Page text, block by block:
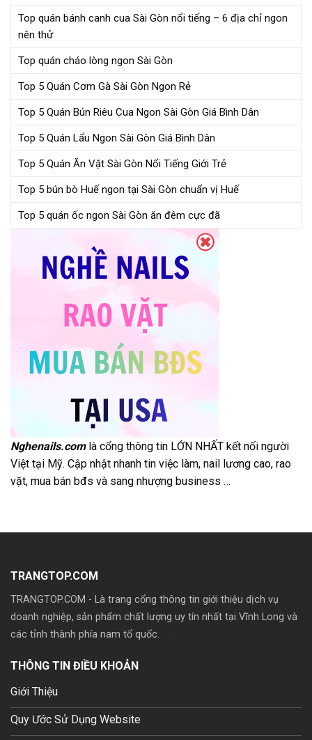
Top quán bánh canh cua Sài Gòn nổi tiếng – 6 địa chỉ ngon
nên thử
Top quán cháo lòng ngon Sài Gòn
Top 5 Quán Cơm Gà Sài Gòn Ngon Rẻ
Top 5 Quán Bún Riêu Cua Ngon Sài Gòn Giá Bình Dân
Top 5 Quán Lẩu Ngon Sài Gòn Giá Bình Dân
Top 5 Quán Ăn Vặt Sài Gòn Nổi Tiếng Giới Trẻ
Top 5 bún bò Huế ngon tại Sài Gòn chuẩn vị Huế
Top 5 quán ốc ngon Sài Gòn ăn đêm cực đã
Nghenails.comlà cổng thông tin LỚN NHẤT kết nối người
Việt tại Mỹ. Cập nhật nhanh tin việc làm, nail lương cao, rao
vặt, mua bán bđs và sang nhượng business …
TRANGTOP.COM
TRANGTOP.COM - Là trang cổng thông tin giới thiệu dịch vụ
doanh nghiệp, sản phẩm chất lượng uy tín nhất tại Vĩnh Long và
các tỉnh thành phía nam tổ quốc.
THÔNG TIN ĐIỀU KHOẢN
Giới Thiệu
Quy Ước Sử Dụng Website